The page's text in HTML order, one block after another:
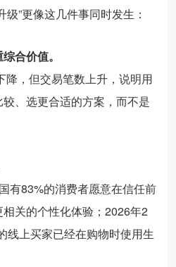
”更像这几件事同时发生：
合价值。
降，但交易笔数上升，说明用
、选更合适的方案，而不是
有83%的消费者愿意在信任前
关的个性化体验；2026年2
线上买家已经在购物时使用生